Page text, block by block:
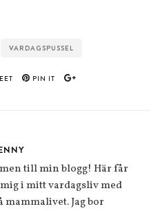
VARDAGSPUSSEL
PIN IT
till min blogg! Här får
i mitt vardagsliv med
mammalivet. Jag bor